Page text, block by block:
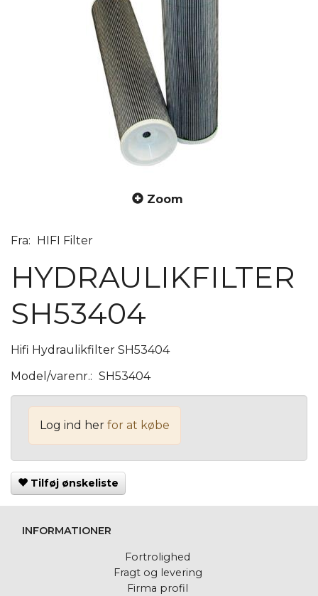
Zoom
Fra: HIFI Filter
HYDRAULIKFILTER
SH53404
Hifi Hydraulikfilter SH53404
Model/varenr.: SH53404
Log ind her for at købe
Tilføj ønskeliste
INFORMATIONER
Fortrolighed
Fragt og levering
Firma profil